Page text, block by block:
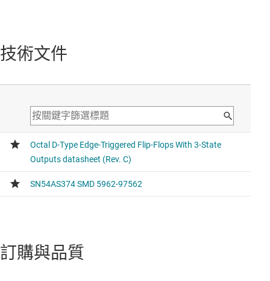
技術文件
訂購與品質